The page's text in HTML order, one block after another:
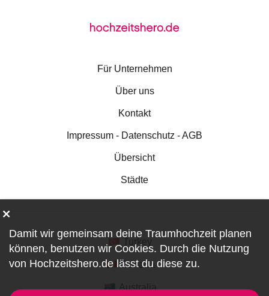
Für Unternehmen
Über uns
Kontakt
Impressum - Datenschutz - AGB
Übersicht
Städte
Canada
Australia
Damit wir gemeinsam deine Traumhochzeit planen
können, benutzen wir Cookies. Durch die Nutzung
von Hochzeitshero.de lässt du diese zu.